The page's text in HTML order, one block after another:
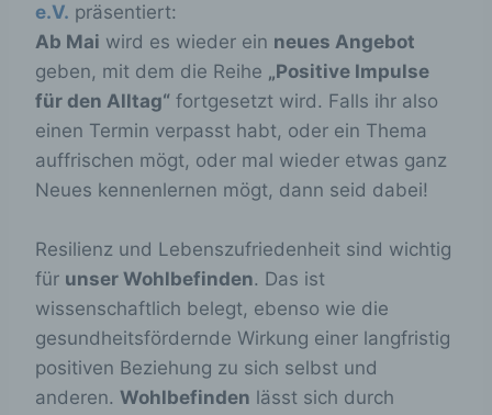
e.V. präsentiert:
Ab Mai wird es wieder ein neues Angebot
geben, mit dem die Reihe „Positive Impulse
für den Alltag“ fortgesetzt wird. Falls ihr also
einen Termin verpasst habt, oder ein Thema
auffrischen mögt, oder mal wieder etwas ganz
Neues kennenlernen mögt, dann seid dabei!
Resilienz und Lebenszufriedenheit sind wichtig
für unser Wohlbefinden. Das ist
wissenschaftlich belegt, ebenso wie die
gesundheitsfördernde Wirkung einer langfristig
positiven Beziehung zu sich selbst und
anderen. Wohlbefinden lässt sich durch